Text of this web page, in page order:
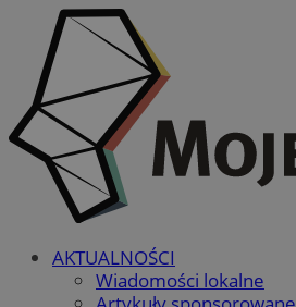
AKTUALNOŚCI
Wiadomości lokalne